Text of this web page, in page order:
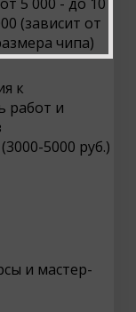
от 5 000 - до 10
(зависит от
чипа)
к
работ и
5000 руб.)
и мастер-